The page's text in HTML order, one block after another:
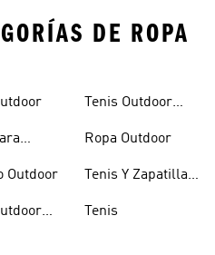
DE ROPA
Outdoor
Tenis Outdoor
Ropa Outdoor
Tenis Y Zapatillas
Senderismo
Tenis